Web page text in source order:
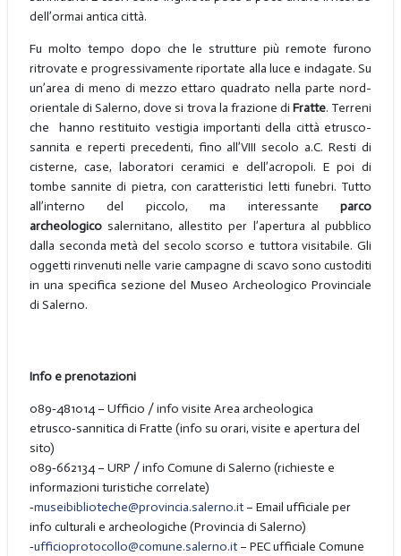
dell’ormai antica città.
Fu molto tempo dopo che le strutture più remote furono
ritrovate e progressivamente riportate alla luce e indagate. Su
un’area di meno di mezzo ettaro quadrato nella parte nord-
orientale di Salerno, dove si trova la frazione di Fratte. Terreni
che hanno restituito vestigia importanti della città etrusco-
sannita e reperti precedenti, fino all’VIII secolo a.C. Resti di
cisterne, case, laboratori ceramici e dell’acropoli. E poi di
tombe sannite di pietra, con caratteristici letti funebri. Tutto
all’interno del piccolo, ma interessanteparco
archeologicosalernitano, allestito per l’apertura al pubblico
dalla seconda metà del secolo scorso e tuttora visitabile. Gli
oggetti rinvenuti nelle varie campagne di scavo sono custoditi
in una specifica sezione del Museo Archeologico Provinciale
di Salerno.
Info e prenotazioni
089‑481014 – Ufficio / info visite Area archeologica
etrusco‑sannitica di Fratte (info su orari, visite e apertura del
sito)
089‑662134 – URP / info Comune di Salerno (richieste e
informazioni turistiche correlate)
‑museibiblioteche@provincia.salerno.it– Email ufficiale per
info culturali e archeologiche (Provincia di Salerno)
‑ufficioprotocollo@comune.salerno.it– PEC ufficiale Comune